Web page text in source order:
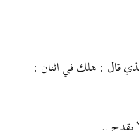
الذي قال : هلك في اثنان :